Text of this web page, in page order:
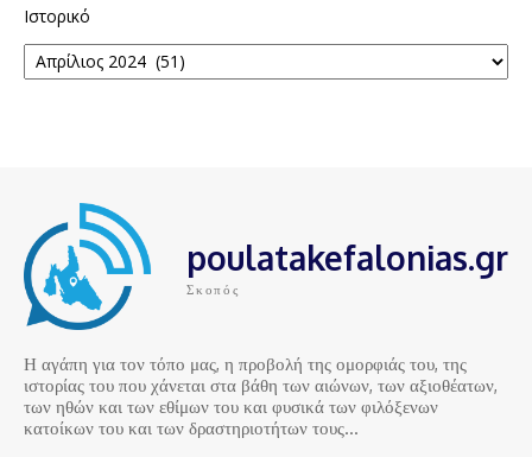
Ιστορικό
poulatakefalonias.gr
Σκοπός
Η αγάπη για τον τόπο μας, η προβολή της ομορφιάς του, της
ιστορίας του που χάνεται στα βάθη των αιώνων, των αξιοθέατων,
των ηθών και των εθίμων του και φυσικά των φιλόξενων
κατοίκων του και των δραστηριοτήτων τους…